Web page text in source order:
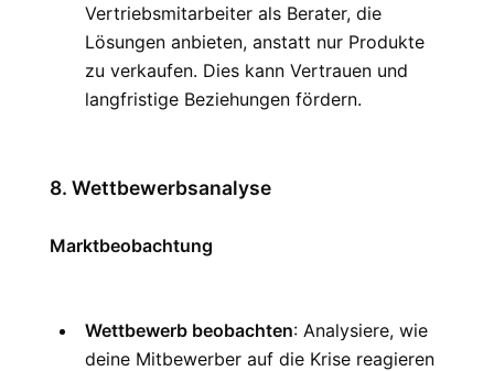
Vertriebsmitarbeiter als Berater, die
Lösungen anbieten, anstatt nur Produkte
zu verkaufen. Dies kann Vertrauen und
langfristige Beziehungen fördern.
8. Wettbewerbsanalyse
Marktbeobachtung
Wettbewerb beobachten: Analysiere, wie
deine Mitbewerber auf die Krise reagieren